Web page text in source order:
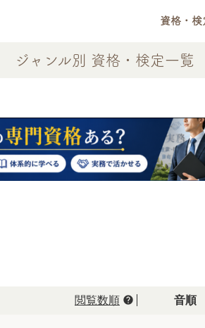
資格・検
ジャンル別 資格・検定一覧
閲覧数順 help 50音順